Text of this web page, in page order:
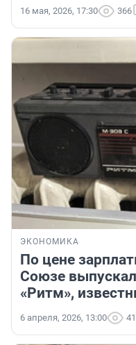
16 мая, 2026, 17:30 366
ЭКОНОМИКА
По цене
Союзе
«Ритм»,
6 апреля, 2026, 13:00